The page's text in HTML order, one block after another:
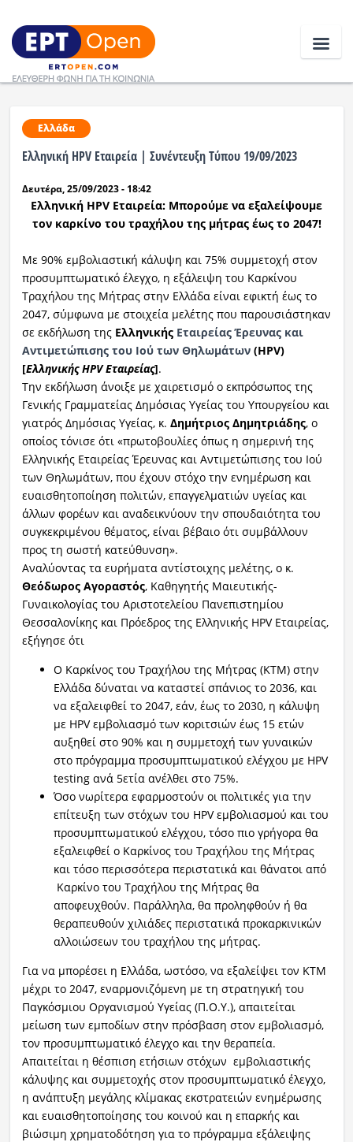
Ειδήσεις
Ελλάδα
Κοινωνία
Οικονομία
Αθλητικά
Κόσμος
Ραδιόφωνο LIVE
Εκπομπές
Πολιτισμός
Ελλάδα
Ελληνική HPV Εταιρεία | Συνέντευξη Τύπου 19/09/2023
Δευτέρα, 25/09/2023 - 18:42
Ελληνική HPV Εταιρεία: Μπορούμε να εξαλείψουμε
τον καρκίνο του τραχήλου της μήτρας έως το 2047!
Με 90% εμβολιαστική κάλυψη και 75% συμμετοχή στον
προσυμπτωματικό έλεγχο, η εξάλειψη του Καρκίνου
Τραχήλου της Μήτρας στην Ελλάδα είναι εφικτή έως το
2047, σύμφωνα με στοιχεία μελέτης που παρουσιάστηκαν
σε εκδήλωση τηςΕλληνικής Εταιρείας Έρευνας και
Αντιμετώπισης του Ιού των Θηλωμάτων (HPV)
[ΕλληνικήςHPVΕταιρείας].
Την εκδήλωση άνοιξε με χαιρετισμό ο εκπρόσωπος της
Γενικής Γραμματείας Δημόσιας Υγείας του Υπουργείου και
γιατρός Δημόσιας Υγείας, κ. Δημήτριος Δημητριάδης, ο
οποίος τόνισε ότι «πρωτοβουλίες όπως η σημερινή της
Ελληνικής Εταιρείας Έρευνας και Αντιμετώπισης του Ιού
των Θηλωμάτων, που έχουν στόχο την ενημέρωση και
ευαισθητοποίηση πολιτών, επαγγελματιών υγείας και
άλλων φορέων και αναδεικνύουν την σπουδαιότητα του
συγκεκριμένου θέματος, είναι βέβαιο ότι συμβάλλουν
προς τη σωστή κατεύθυνση».
Αναλύοντας τα ευρήματα αντίστοιχης μελέτης, ο κ.
Θεόδωρος Αγοραστός, Καθηγητής Μαιευτικής-
Γυναικολογίας του Αριστοτελείου Πανεπιστημίου
Θεσσαλονίκης και Πρόεδρος της Ελληνικής HPV Εταιρείας,
εξήγησε ότι
Ο Καρκίνος του Τραχήλου της Μήτρας (KTM) στην
Ελλάδα δύναται να καταστεί σπάνιος το 2036, και
να εξαλειφθεί το 2047, εάν, έως το 2030, η κάλυψη
με HPV εμβολιασμό των κοριτσιών έως 15 ετών
αυξηθεί στο 90% και η συμμετοχή των γυναικών
στο πρόγραμμα προσυμπτωματικού ελέγχου με HPV
testing ανά 5ετία ανέλθει στο 75%.
Όσο νωρίτερα εφαρμοστούν οι πολιτικές για την
επίτευξη των στόχων του HPV εμβολιασμού και του
προσυμπτωματικού ελέγχου, τόσο πιο γρήγορα θα
εξαλειφθεί ο Καρκίνος του Τραχήλου της Μήτρας
και τόσο περισσότερα περιστατικά και θάνατοι από
Καρκίνο του Τραχήλου της Μήτρας θα
αποφευχθούν. Παράλληλα, θα προληφθούν ή θα
θεραπευθούν χιλιάδες περιστατικά προκαρκινικών
αλλοιώσεων του τραχήλου της μήτρας.
Για να μπορέσει η Ελλάδα, ωστόσο, να εξαλείψει τον ΚΤΜ
μέχρι το 2047, εναρμονιζόμενη με τη στρατηγική του
Παγκόσμιου Οργανισμού Υγείας (Π.Ο.Υ.), απαιτείται
μείωση των εμποδίων στην πρόσβαση στον εμβολιασμό,
τον προσυμπτωματικό έλεγχο και την θεραπεία.
Απαιτείται η θέσπιση ετήσιων στόχων εμβολιαστικής
κάλυψης και συμμετοχής στον προσυμπτωματικό έλεγχο,
η ανάπτυξη μεγάλης κλίμακας εκστρατειών ενημέρωσης
και ευαισθητοποίησης του κοινού και η επαρκής και
βιώσιμη χρηματοδότηση για το πρόγραμμα εξάλειψης